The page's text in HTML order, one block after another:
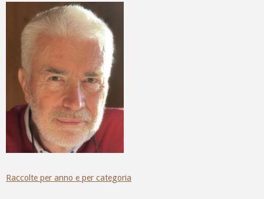
Raccolte per anno e per categoria